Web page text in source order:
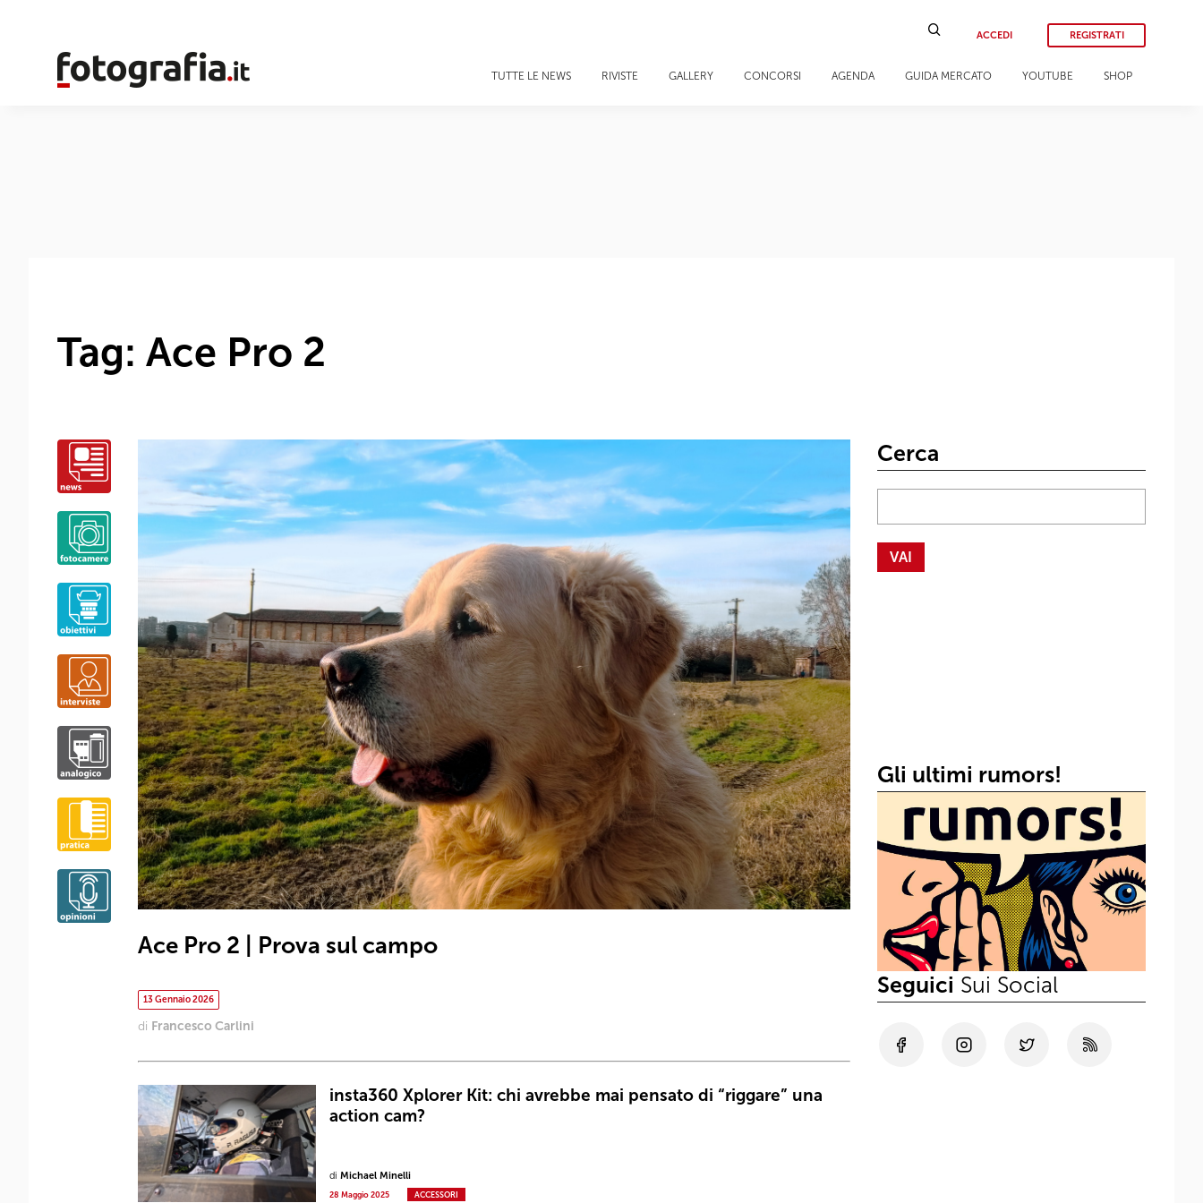
ACCEDI REGISTRATI
TUTTE LE NEWS RIVISTE GALLERY CONCORSI AGENDA GUIDA MERCATO YOUTUBE SHOP
Tag: Ace Pro 2
Ace Pro 2 | Prova sul campo
13 Gennaio 2026
di Francesco Carlini
insta360 Xplorer Kit: chi avrebbe mai pensato di “riggare” una
action cam?
di Michael Minelli
28 Maggio 2025 ACCESSORI
Cerca
Gli ultimi rumors!
Seguici Sui Social